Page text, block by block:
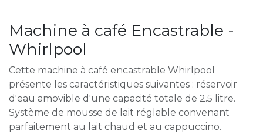
Machine à café Encastrable -
Whirlpool
Cette machine à café encastrable Whirlpool
présente les caractéristiques suivantes : réservoir
d'eau amovible d'une capacité totale de 2.5 litre.
Système de mousse de lait réglable convenant
parfaitement au lait chaud et au cappuccino.